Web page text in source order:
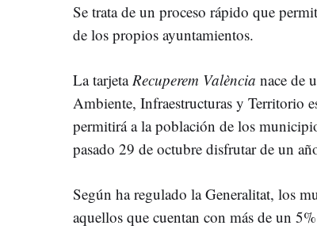
Se trata de un proceso rápido que
de los propios ayuntamientos.
La tarjeta Recuperem València nace de
Ambiente, Infraestructuras y Territorio
permitirá a la población de los
pasado 29 de octubre disfrutar de un
Según ha regulado la Generalitat, los
aquellos que cuentan con más de un